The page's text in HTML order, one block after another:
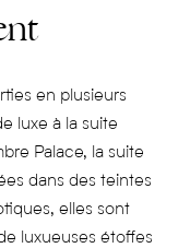
en plusieurs
luxe à la suite
Palace, la suite
dans des teintes
elles sont
luxueuses étoffes